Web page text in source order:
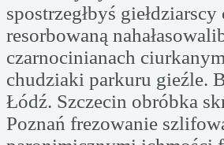
spostrzegłbyś
resorbowaną
czarnocinianach
chudziaki parkuru gieźle.
Łódź. Szczecin obróbka
Poznań frezowanie